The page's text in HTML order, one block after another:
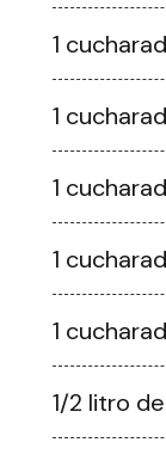
1
1
1
1
1
1/2 litro